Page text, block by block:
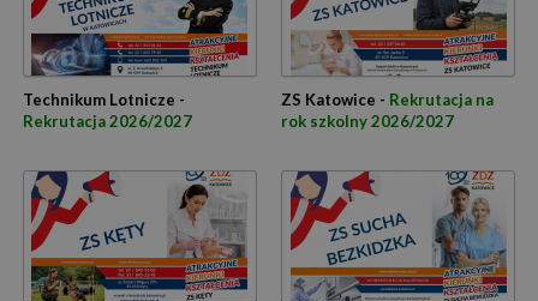
Technikum Lotnicze -
Rekrutacja 2026/2027
ZS Katowice - Rekrutacja na
rok szkolny 2026/2027